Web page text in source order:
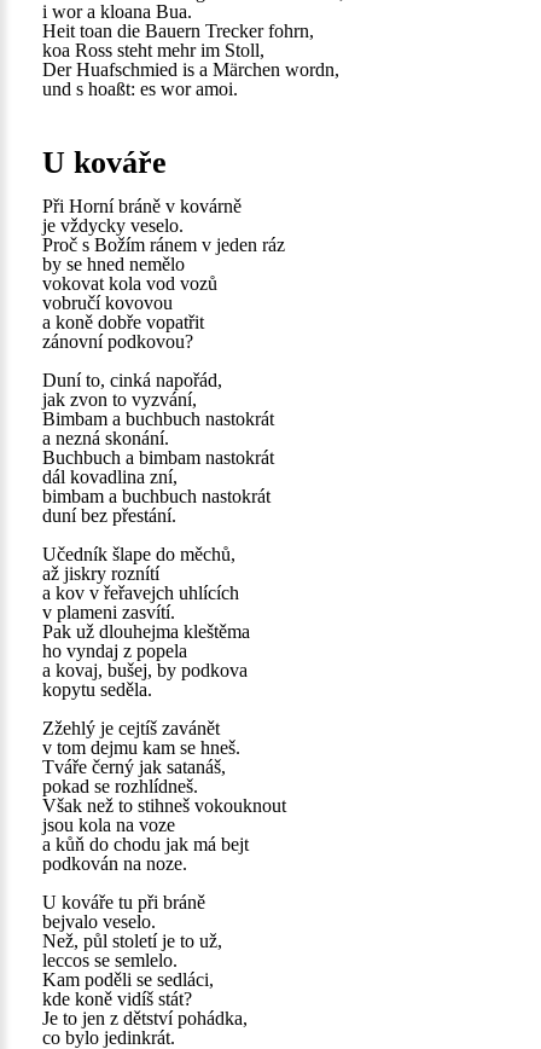
i wor a kloana Bua.
Heit toan die Bauern Trecker fohrn,
koa Ross steht mehr im Stoll,
Der Huafschmied is a Märchen wordn,
und s hoaßt: es wor amoi.
U kováře
Při Horní bráně v kovárně
je vždycky veselo.
Proč s Božím ránem v jeden ráz
by se hned nemělo
vokovat kola vod vozů
vobručí kovovou
a koně dobře vopatřit
zánovní podkovou?
Duní to, cinká napořád,
jak zvon to vyzvání,
Bimbam a buchbuch nastokrát
a nezná skonání.
Buchbuch a bimbam nastokrát
dál kovadlina zní,
bimbam a buchbuch nastokrát
duní bez přestání.
Učedník šlape do měchů,
až jiskry roznítí
a kov v řeřavejch uhlících
v plameni zasvítí.
Pak už dlouhejma kleštěma
ho vyndaj z popela
a kovaj, bušej, by podkova
kopytu seděla.
Zžehlý je cejtíš zavánět
v tom dejmu kam se hneš.
Tváře černý jak satanáš,
pokad se rozhlídneš.
Však než to stihneš vokouknout
jsou kola na voze
a kůň do chodu jak má bejt
podkován na noze.
U kováře tu při bráně
bejvalo veselo.
Než, půl století je to už,
leccos se semlelo.
Kam poděli se sedláci,
kde koně vidíš stát?
Je to jen z dětství pohádka,
co bylo jedinkrát.